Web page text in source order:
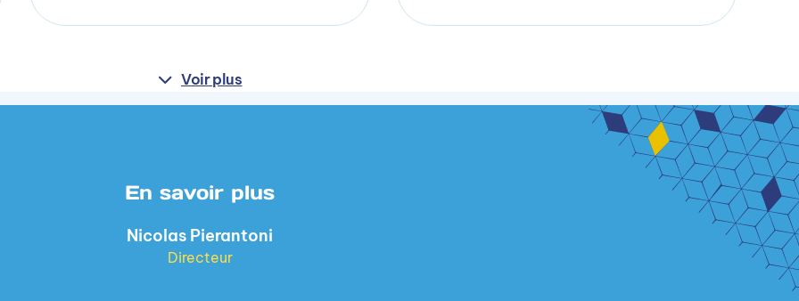
Voir plus
En savoir plus
Nicolas Pierantoni
Directeur